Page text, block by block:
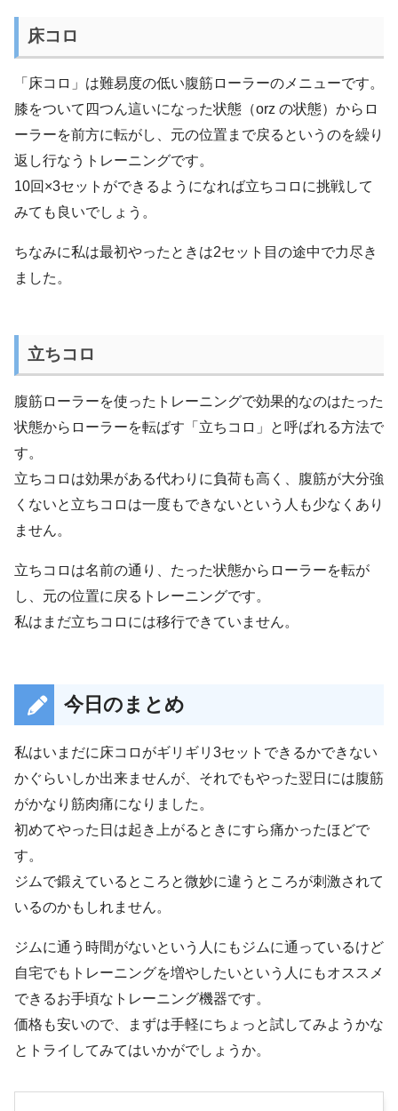
床コロ
「床コロ」は難易度の低い腹筋ローラーのメニューです。
膝をついて四つん這いになった状態（orz の状態）からロ
ーラーを前方に転がし、元の位置まで戻るというのを繰り
返し行なうトレーニングです。
10回×3セットができるようになれば立ちコロに挑戦して
みても良いでしょう。
ちなみに私は最初やったときは2セット目の途中で力尽き
ました。
立ちコロ
腹筋ローラーを使ったトレーニングで効果的なのはたった
状態からローラーを転ばす「立ちコロ」と呼ばれる方法で
す。
立ちコロは効果がある代わりに負荷も高く、腹筋が大分強
くないと立ちコロは一度もできないという人も少なくあり
ません。
立ちコロは名前の通り、たった状態からローラーを転が
し、元の位置に戻るトレーニングです。
私はまだ立ちコロには移行できていません。
今日のまとめ
私はいまだに床コロがギリギリ3セットできるかできない
かぐらいしか出来ませんが、それでもやった翌日には腹筋
がかなり筋肉痛になりました。
初めてやった日は起き上がるときにすら痛かったほどで
す。
ジムで鍛えているところと微妙に違うところが刺激されて
いるのかもしれません。
ジムに通う時間がないという人にもジムに通っているけど
自宅でもトレーニングを増やしたいという人にもオススメ
できるお手頃なトレーニング機器です。
価格も安いので、まずは手軽にちょっと試してみようかな
とトライしてみてはいかがでしょうか。